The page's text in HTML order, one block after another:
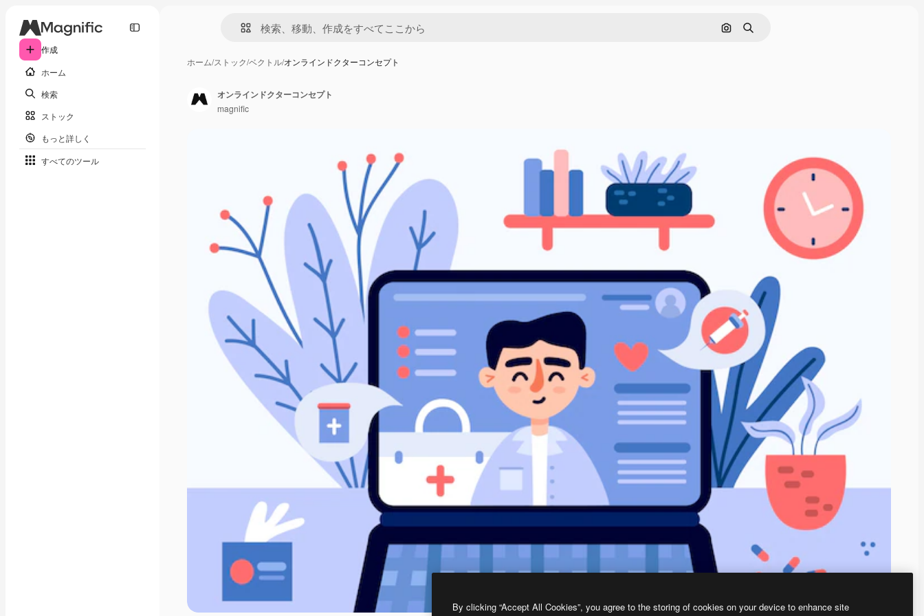
作成
ホーム
検索
ストック
もっと詳しく
すべてのツール
画像で検索
検索
ホーム/ストック/ベクトル/オンラインドクターコンセプト
オンラインドクターコンセプト
magnific
By clicking “Accept All Cookies”, you agree to the storing of cookies on your device to enhance site